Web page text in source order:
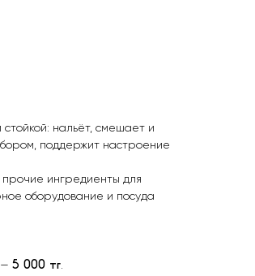
нальёт, смешает и
поддержит настроение
прочие ингредиенты для
оборудование и посуда
5 000 тг.